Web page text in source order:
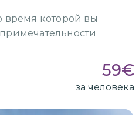
время которой вы
59€
за человека